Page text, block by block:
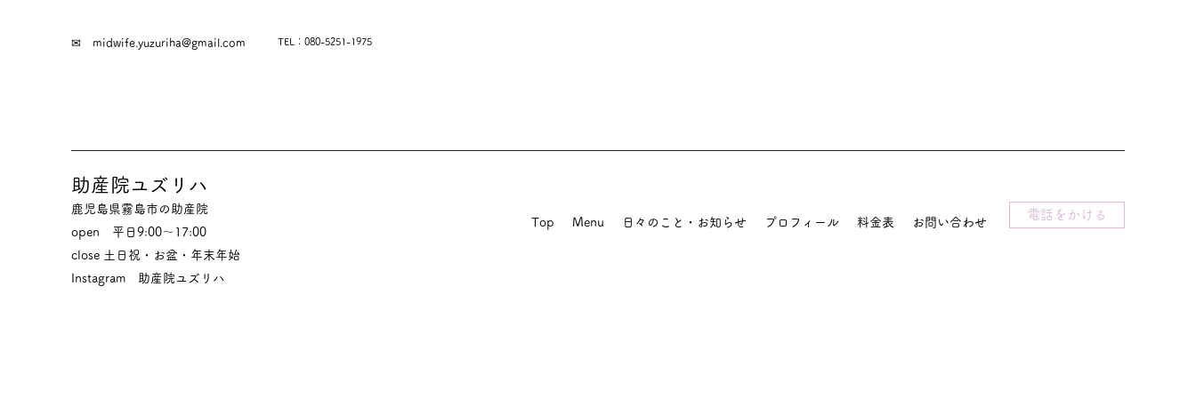
✉ midwife.yuzuriha@gmail.com TEL：080-5251-1975
助産院ユズリハ
鹿児島県霧島市の助産院
​​open 平日9:00～17:00
close 土日祝・お盆・年末年始
Instagram​ 助産院ユズリハ
Top Menu 日々のこと・お知らせ プロフィール 料金表 お問い合わせ
電話をかける